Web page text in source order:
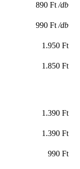
890 Ft/db
990 Ft/db
1.950 Ft
1.850 Ft
1.390 Ft
1.390 Ft
990 Ft